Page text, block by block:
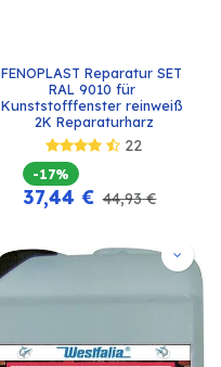
FENOPLAST Reparatur SET
RAL 9010 für
Kunststofffenster reinweiß
2K Reparaturharz
22
-17%
37,44 € 44,93€